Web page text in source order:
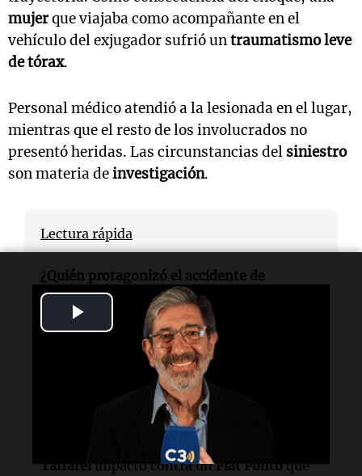
Video
mujerque viajaba como acompañante en el
vehículo del exjugador sufrió untraumatismo leve
de tórax.
Personal médico atendió a la lesionada en el lugar,
mientras que el resto de los involucrados no
presentó heridas. Las circunstancias del siniestro
son materia deinvestigación.
Lectura rápida
¿Quién protagonizó el accidente de
tránsito?
El exfutbolista
Adrián Taffarel
¿Dónde ocurrió el accidente?
En la intersección delbulevar 27 de febrero
Necochea
¿Qué sucedió en el accidente?
Taffarel impactó contra un Fiat Puntoque